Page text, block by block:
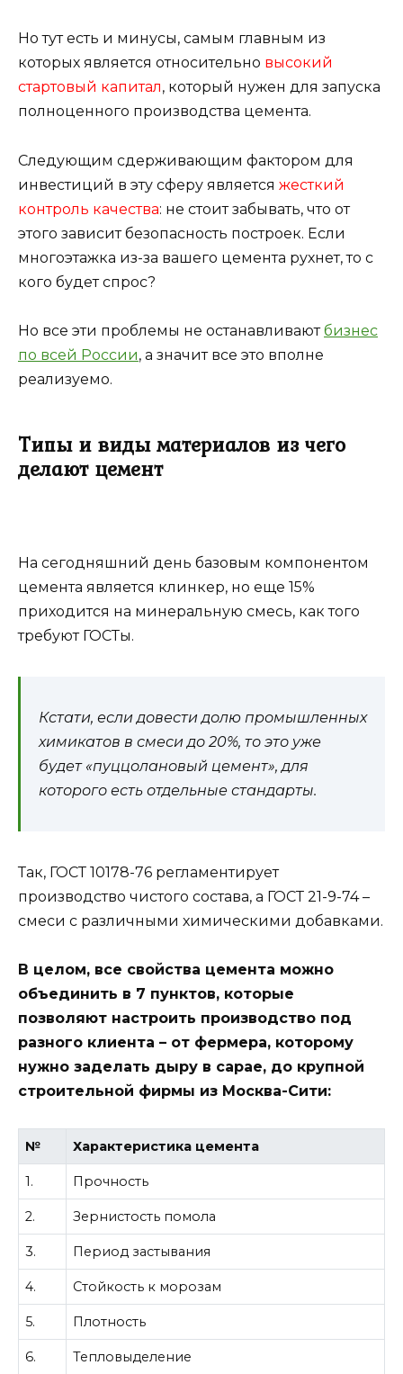
Но тут есть и минусы, самым главным из
которых является относительно высокий
стартовый капитал, который нужен для запуска
полноценного производства цемента.
Следующим сдерживающим фактором для
инвестиций в эту сферу является жесткий
контроль качества: не стоит забывать, что от
этого зависит безопасность построек. Если
многоэтажка из-за вашего цемента рухнет, то с
кого будет спрос?
Но все эти проблемы не останавливаютбизнес
по всей России, а значит все это вполне
реализуемо.
Типы и виды материалов из чего
делают цемент
На сегодняшний день базовым компонентом
цемента является клинкер, но еще 15%
приходится на минеральную смесь, как того
требуют ГОСТы.
Кстати, если довести долю промышленных
химикатов в смеси до 20%, то это уже
будет «пуццолановый цемент», для
которого есть отдельные стандарты.
Так, ГОСТ 10178-76 регламентирует
производство чистого состава, а ГОСТ 21-9-74 –
смеси с различными химическими добавками.
В целом, все свойства цемента можно
объединить в 7 пунктов, которые
позволяют настроить производство под
разного клиента – от фермера, которому
нужно заделать дыру в сарае, до крупной
строительной фирмы из Москва-Сити:
№ Характеристика цемента
1. Прочность
2. Зернистость помола
3. Период застывания
4. Стойкость к морозам
5. Плотность
6. Тепловыделение